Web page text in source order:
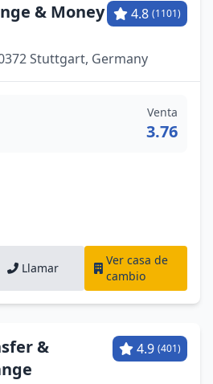
& Money
4.8 (1101)
Stuttgart, Germany
Venta
3.76
Llamar
Ver casa de
cambio
&
4.9 (401)